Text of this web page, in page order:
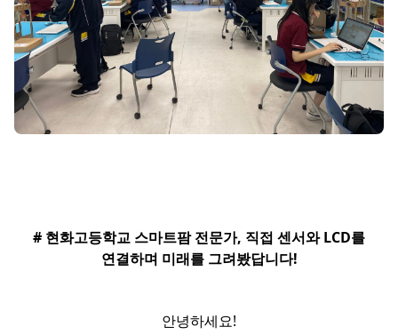
# 현화고등학교 스마트팜 전문가, 직접 센서와 LCD를
연결하며 미래를 그려봤답니다!
안녕하세요!